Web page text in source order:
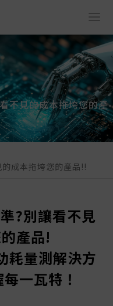
不見的成本拖垮您的產
成本拖垮您的產品!!
?別讓看不見
產品!
耗量測解決方
一瓦特！